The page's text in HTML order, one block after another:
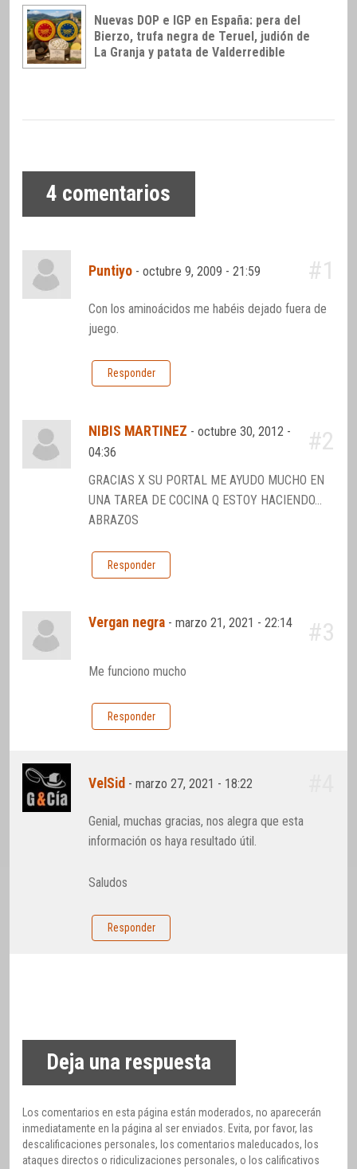
Nuevas DOP e IGP en España: pera del
Bierzo, trufa negra de Teruel, judión de
La Granja y patata de Valderredible
4 comentarios
Puntiyo -octubre 9, 2009 - 21:59 #1
Con los aminoácidos me habéis dejado fuera de
juego.
Responder
NIBIS MARTINEZ -octubre 30, 2012 -
04:36
#2
GRACIAS X SU PORTAL ME AYUDO MUCHO EN
UNA TAREA DE COCINA Q ESTOY HACIENDO…
ABRAZOS
Responder
Vergan negra -marzo 21, 2021 - 22:14 #3
Me funciono mucho
Responder
VelSid -marzo 27, 2021 - 18:22
Genial, muchas gracias, nos alegra que esta
información os haya resultado útil.
Saludos
Responder
Deja una respuesta
Los comentarios en esta página están moderados, no aparecerán
inmediatamente en la página al ser enviados. Evita, por favor, las
descalificaciones personales, los comentarios maleducados, los
ataques directos o ridiculizaciones personales, o los calificativos